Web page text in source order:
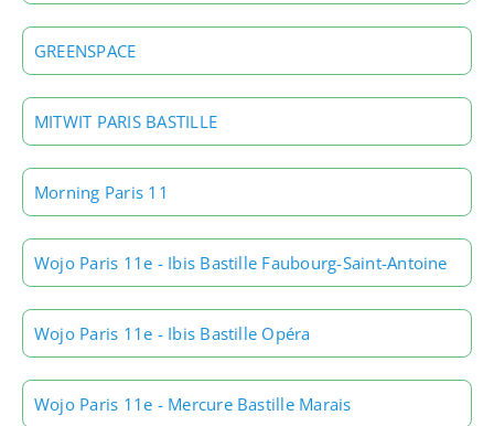
GREENSPACE
MITWIT PARIS BASTILLE
Morning Paris 11
Wojo Paris 11e - Ibis Bastille Faubourg-Saint-Antoine
Wojo Paris 11e - Ibis Bastille Opéra
Wojo Paris 11e - Mercure Bastille Marais